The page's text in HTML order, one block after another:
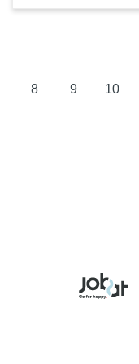
8 9 10